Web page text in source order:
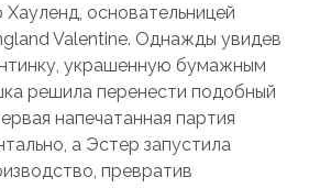
основательницей
Valentine. Однажды увидев
украшенную бумажным
решила перенести подобный
напечатанная партия
а Эстер запустила
превратив